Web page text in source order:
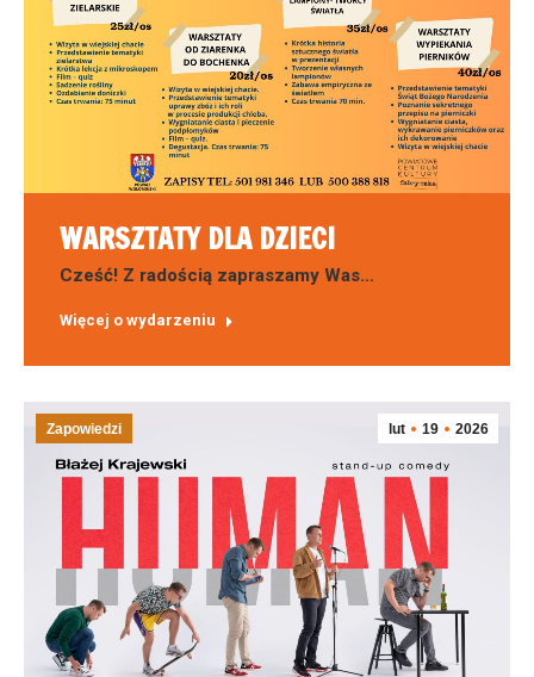
WARSZTATY DLA DZIECI
Cześć! Z radością zapraszamy Was…
Więcej o wydarzeniu
lut 19 2026
Zapowiedzi